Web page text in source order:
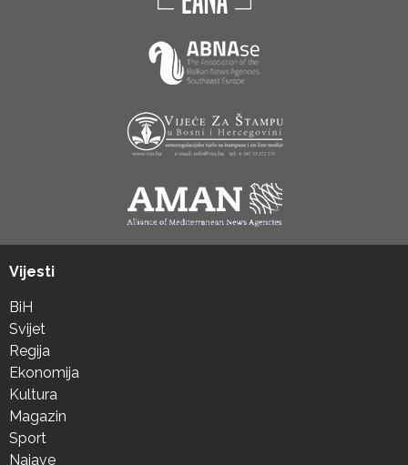
Vijesti
BiH
Svijet
Regija
Ekonomija
Kultura
Magazin
Sport
Najave